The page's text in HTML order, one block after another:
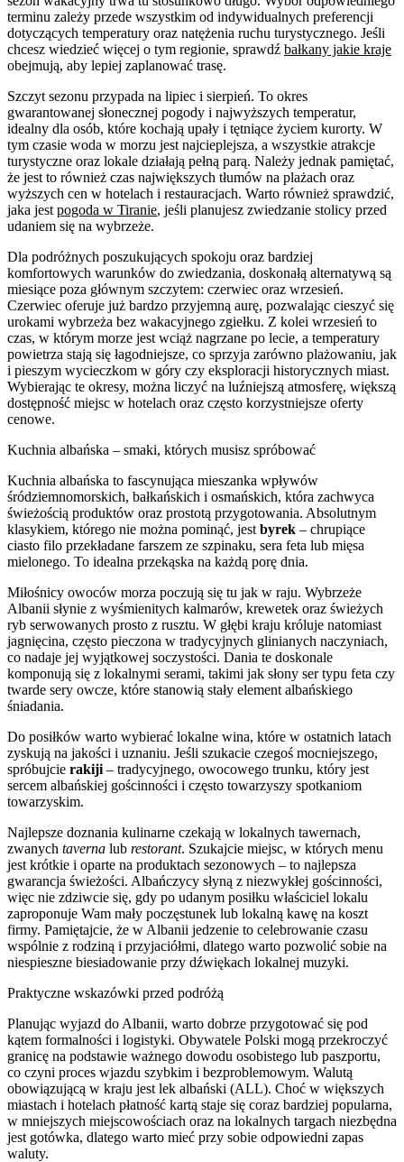
terminu zależy przede wszystkim od indywidualnych preferencji
dotyczących temperatury oraz natężenia ruchu turystycznego. Jeśli
chcesz wiedzieć więcej o tym regionie, sprawdź bałkany jakie kraje
obejmują, aby lepiej zaplanować trasę.
Szczyt sezonu przypada na lipiec i sierpień. To okres
gwarantowanej słonecznej pogody i najwyższych temperatur,
idealny dla osób, które kochają upały i tętniące życiem kurorty. W
tym czasie woda w morzu jest najcieplejsza, a wszystkie atrakcje
turystyczne oraz lokale działają pełną parą. Należy jednak pamiętać,
że jest to również czas największych tłumów na plażach oraz
wyższych cen w hotelach i restauracjach. Warto również sprawdzić,
jaka jest pogoda w Tiranie, jeśli planujesz zwiedzanie stolicy przed
udaniem się na wybrzeże.
Dla podróżnych poszukujących spokoju oraz bardziej
komfortowych warunków do zwiedzania, doskonałą alternatywą są
miesiące poza głównym szczytem: czerwiec oraz wrzesień.
Czerwiec oferuje już bardzo przyjemną aurę, pozwalając cieszyć się
urokami wybrzeża bez wakacyjnego zgiełku. Z kolei wrzesień to
czas, w którym morze jest wciąż nagrzane po lecie, a temperatury
powietrza stają się łagodniejsze, co sprzyja zarówno plażowaniu, jak
i pieszym wycieczkom w góry czy eksploracji historycznych miast.
Wybierając te okresy, można liczyć na luźniejszą atmosferę, większą
dostępność miejsc w hotelach oraz często korzystniejsze oferty
cenowe.
Kuchnia albańska – smaki, których musisz spróbować
Kuchnia albańska to fascynująca mieszanka wpływów
śródziemnomorskich, bałkańskich i osmańskich, która zachwyca
świeżością produktów oraz prostotą przygotowania. Absolutnym
klasykiem, którego nie można pominąć, jest byrek – chrupiące
ciasto filo przekładane farszem ze szpinaku, sera feta lub mięsa
mielonego. To idealna przekąska na każdą porę dnia.
Miłośnicy owoców morza poczują się tu jak w raju. Wybrzeże
Albanii słynie z wyśmienitych kalmarów, krewetek oraz świeżych
ryb serwowanych prosto z rusztu. W głębi kraju króluje natomiast
jagnięcina, często pieczona w tradycyjnych glinianych naczyniach,
co nadaje jej wyjątkowej soczystości. Dania te doskonale
komponują się z lokalnymi serami, takimi jak słony ser typu feta czy
twarde sery owcze, które stanowią stały element albańskiego
śniadania.
Do posiłków warto wybierać lokalne wina, które w ostatnich latach
zyskują na jakości i uznaniu. Jeśli szukacie czegoś mocniejszego,
spróbujcie rakiji – tradycyjnego, owocowego trunku, który jest
sercem albańskiej gościnności i często towarzyszy spotkaniom
towarzyskim.
Najlepsze doznania kulinarne czekają w lokalnych tawernach,
zwanych taverna lub restorant. Szukajcie miejsc, w których menu
jest krótkie i oparte na produktach sezonowych – to najlepsza
gwarancja świeżości. Albańczycy słyną z niezwykłej gościnności,
więc nie zdziwcie się, gdy po udanym posiłku właściciel lokalu
zaproponuje Wam mały poczęstunek lub lokalną kawę na koszt
firmy. Pamiętajcie, że w Albanii jedzenie to celebrowanie czasu
wspólnie z rodziną i przyjaciółmi, dlatego warto pozwolić sobie na
niespieszne biesiadowanie przy dźwiękach lokalnej muzyki.
Praktyczne wskazówki przed podróżą
Planując wyjazd do Albanii, warto dobrze przygotować się pod
kątem formalności i logistyki. Obywatele Polski mogą przekroczyć
granicę na podstawie ważnego dowodu osobistego lub paszportu,
co czyni proces wjazdu szybkim i bezproblemowym. Walutą
obowiązującą w kraju jest lek albański (ALL). Choć w większych
miastach i hotelach płatność kartą staje się coraz bardziej popularna,
w mniejszych miejscowościach oraz na lokalnych targach niezbędna
jest gotówka, dlatego warto mieć przy sobie odpowiedni zapas
waluty.